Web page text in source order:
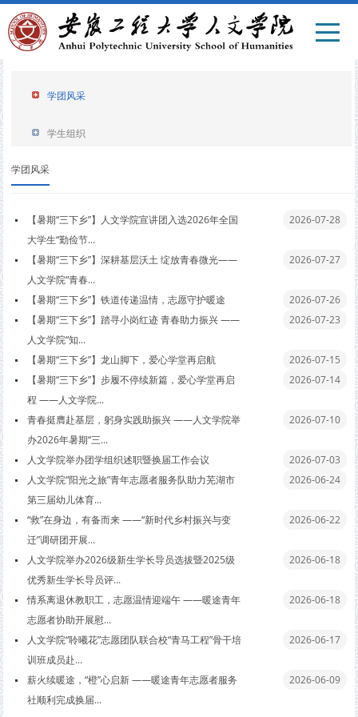
学团风采
学生组织
学团风采
【暑期“三下乡”】人文学院宣讲团入选2026年全国
大学生“勤俭节...
2026-07-28
【暑期“三下乡”】深耕基层沃土 绽放青春微光——
人文学院“青春...
2026-07-27
【暑期“三下乡”】铁道传递温情，志愿守护暖途
2026-07-26
【暑期“三下乡”】踏寻小岗红迹 青春助力振兴 ——
人文学院“知...
2026-07-23
【暑期“三下乡”】龙山脚下，爱心学堂再启航
2026-07-15
【暑期“三下乡”】步履不停续新篇，爱心学堂再启
程 ——人文学院...
2026-07-14
青春挺膺赴基层，躬身实践助振兴 ——人文学院举
办2026年暑期“三...
2026-07-10
人文学院举办团学组织述职暨换届工作会议
2026-07-03
人文学院“阳光之旅”青年志愿者服务队助力芜湖市
第三届幼儿体育...
2026-06-24
“救”在身边，有备而来 ——“新时代乡村振兴与变
迁”调研团开展...
2026-06-22
人文学院举办2026级新生学长导员选拔暨2025级
优秀新生学长导员评...
2026-06-18
情系离退休教职工，志愿温情迎端午 ——暖途青年
志愿者协助开展慰...
2026-06-18
人文学院“聆曦花”志愿团队联合校“青马工程”骨干培
训班成员赴...
2026-06-17
薪火续暖途，“橙”心启新 ——暖途青年志愿者服务
社顺利完成换届...
2026-06-09